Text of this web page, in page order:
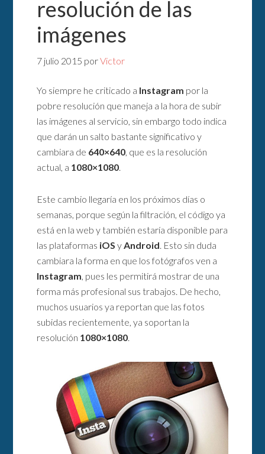
resolución de las
imágenes
7 julio 2015 porVictor
Yo siempre he criticado a Instagram por la
pobre resolución que maneja a la hora de subir
las imágenes al servicio, sin embargo todo indica
que darán un salto bastante significativo y
cambiara de 640×640, que es la resolución
actual, a 1080×1080.
Este cambio llegaría en los próximos días o
semanas, porque según la filtración, el código ya
está en la web y también estaría disponible para
las plataformas iOSyAndroid. Esto sin duda
cambiara la forma en que los fotógrafos ven a
Instagram, pues les permitirá mostrar de una
forma más profesional sus trabajos. De hecho,
muchos usuarios ya reportan que las fotos
subidas recientemente, ya soportan la
resolución 1080×1080.